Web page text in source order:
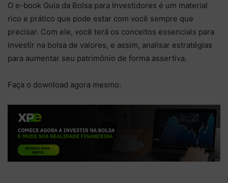
O e-book Guia da Bolsa para Investidores é um material
rico e prático que pode estar com você sempre que
precisar. Com ele, você terá os conceitos essenciais para
investir na bolsa de valores, e assim, analisar estratégias
para aumentar seu patrimônio de forma assertiva.
Faça o download agora mesmo: